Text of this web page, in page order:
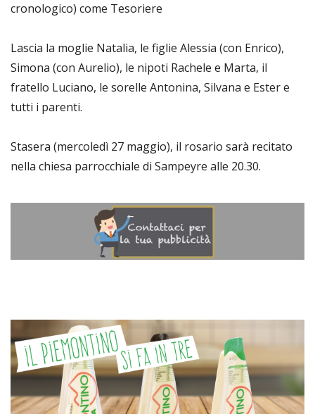
cronologico) come Tesoriere
Lascia la moglie Natalia, le figlie Alessia (con Enrico),
Simona (con Aurelio), le nipoti Rachele e Marta, il
fratello Luciano, le sorelle Antonina, Silvana e Ester e
tutti i parenti.
Stasera (mercoledì 27 maggio), il rosario sarà recitato
nella chiesa parrocchiale di Sampeyre alle 20.30.